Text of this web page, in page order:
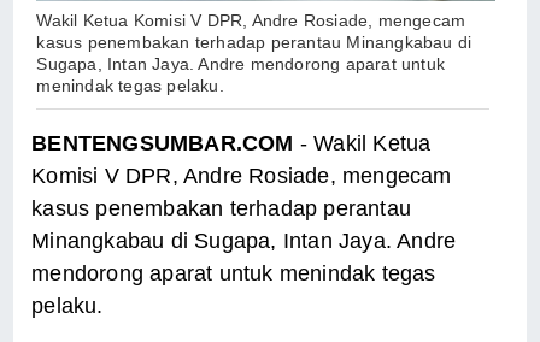
Wakil Ketua Komisi V DPR, Andre Rosiade, mengecam
kasus penembakan terhadap perantau Minangkabau di
Sugapa, Intan Jaya. Andre mendorong aparat untuk
menindak tegas pelaku.
BENTENGSUMBAR.COM - Wakil Ketua
Komisi V DPR, Andre Rosiade, mengecam
kasus penembakan terhadap perantau
Minangkabau di Sugapa, Intan Jaya. Andre
mendorong aparat untuk menindak tegas
pelaku.